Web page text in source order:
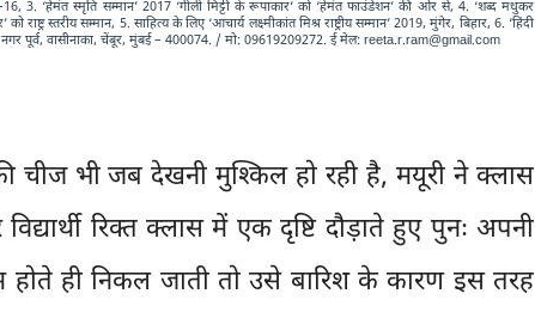
3. ‘हेमंत स्मृति सम्मान’ 2017 ‘गीली मिट्टी के रूपाकार’ को ‘हेमंत फाउंडेशन’ की ओर से, 4. ‘शब्द मधुकर
राष्ट्र स्तरीय सम्मान, 5. साहित्य के लिए ‘आचार्य लक्ष्मीकांत मिश्र राष्ट्रीय सम्मान’ 2019, मुंगेर, बिहार, 6. ‘हिंदी
पूर्व, वासीनाका, चेंबूर, मुंबई – 400074. / मो: 09619209272. ई मेल: reeta.r.ram@gmail.com
चीज भी जब देखनी मुश्किल हो रही है, मयूरी ने क्लास
रिक्त क्लास में एक दृष्टि दौड़ाते हुए पुनः अपनी
ही निकल जाती तो उसे बारिश के कारण इस तरह